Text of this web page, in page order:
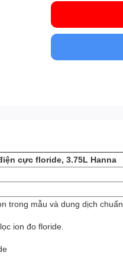
cực floride, 3.75L Hanna
trong mẫu và dung dịch chuẩn.
ion đo floride.